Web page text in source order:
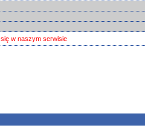
się w naszym serwisie